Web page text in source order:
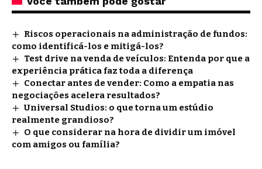
Riscos operacionais na administração de fundos:
como identificá-los e mitigá-los?
Test drive na venda de veículos: Entenda por que a
experiência prática faz toda a diferença
Conectar antes de vender: Como a empatia nas
negociações acelera resultados?
Universal Studios: o que torna um estúdio
realmente grandioso?
O que considerar na hora de dividir um imóvel
com amigos ou família?